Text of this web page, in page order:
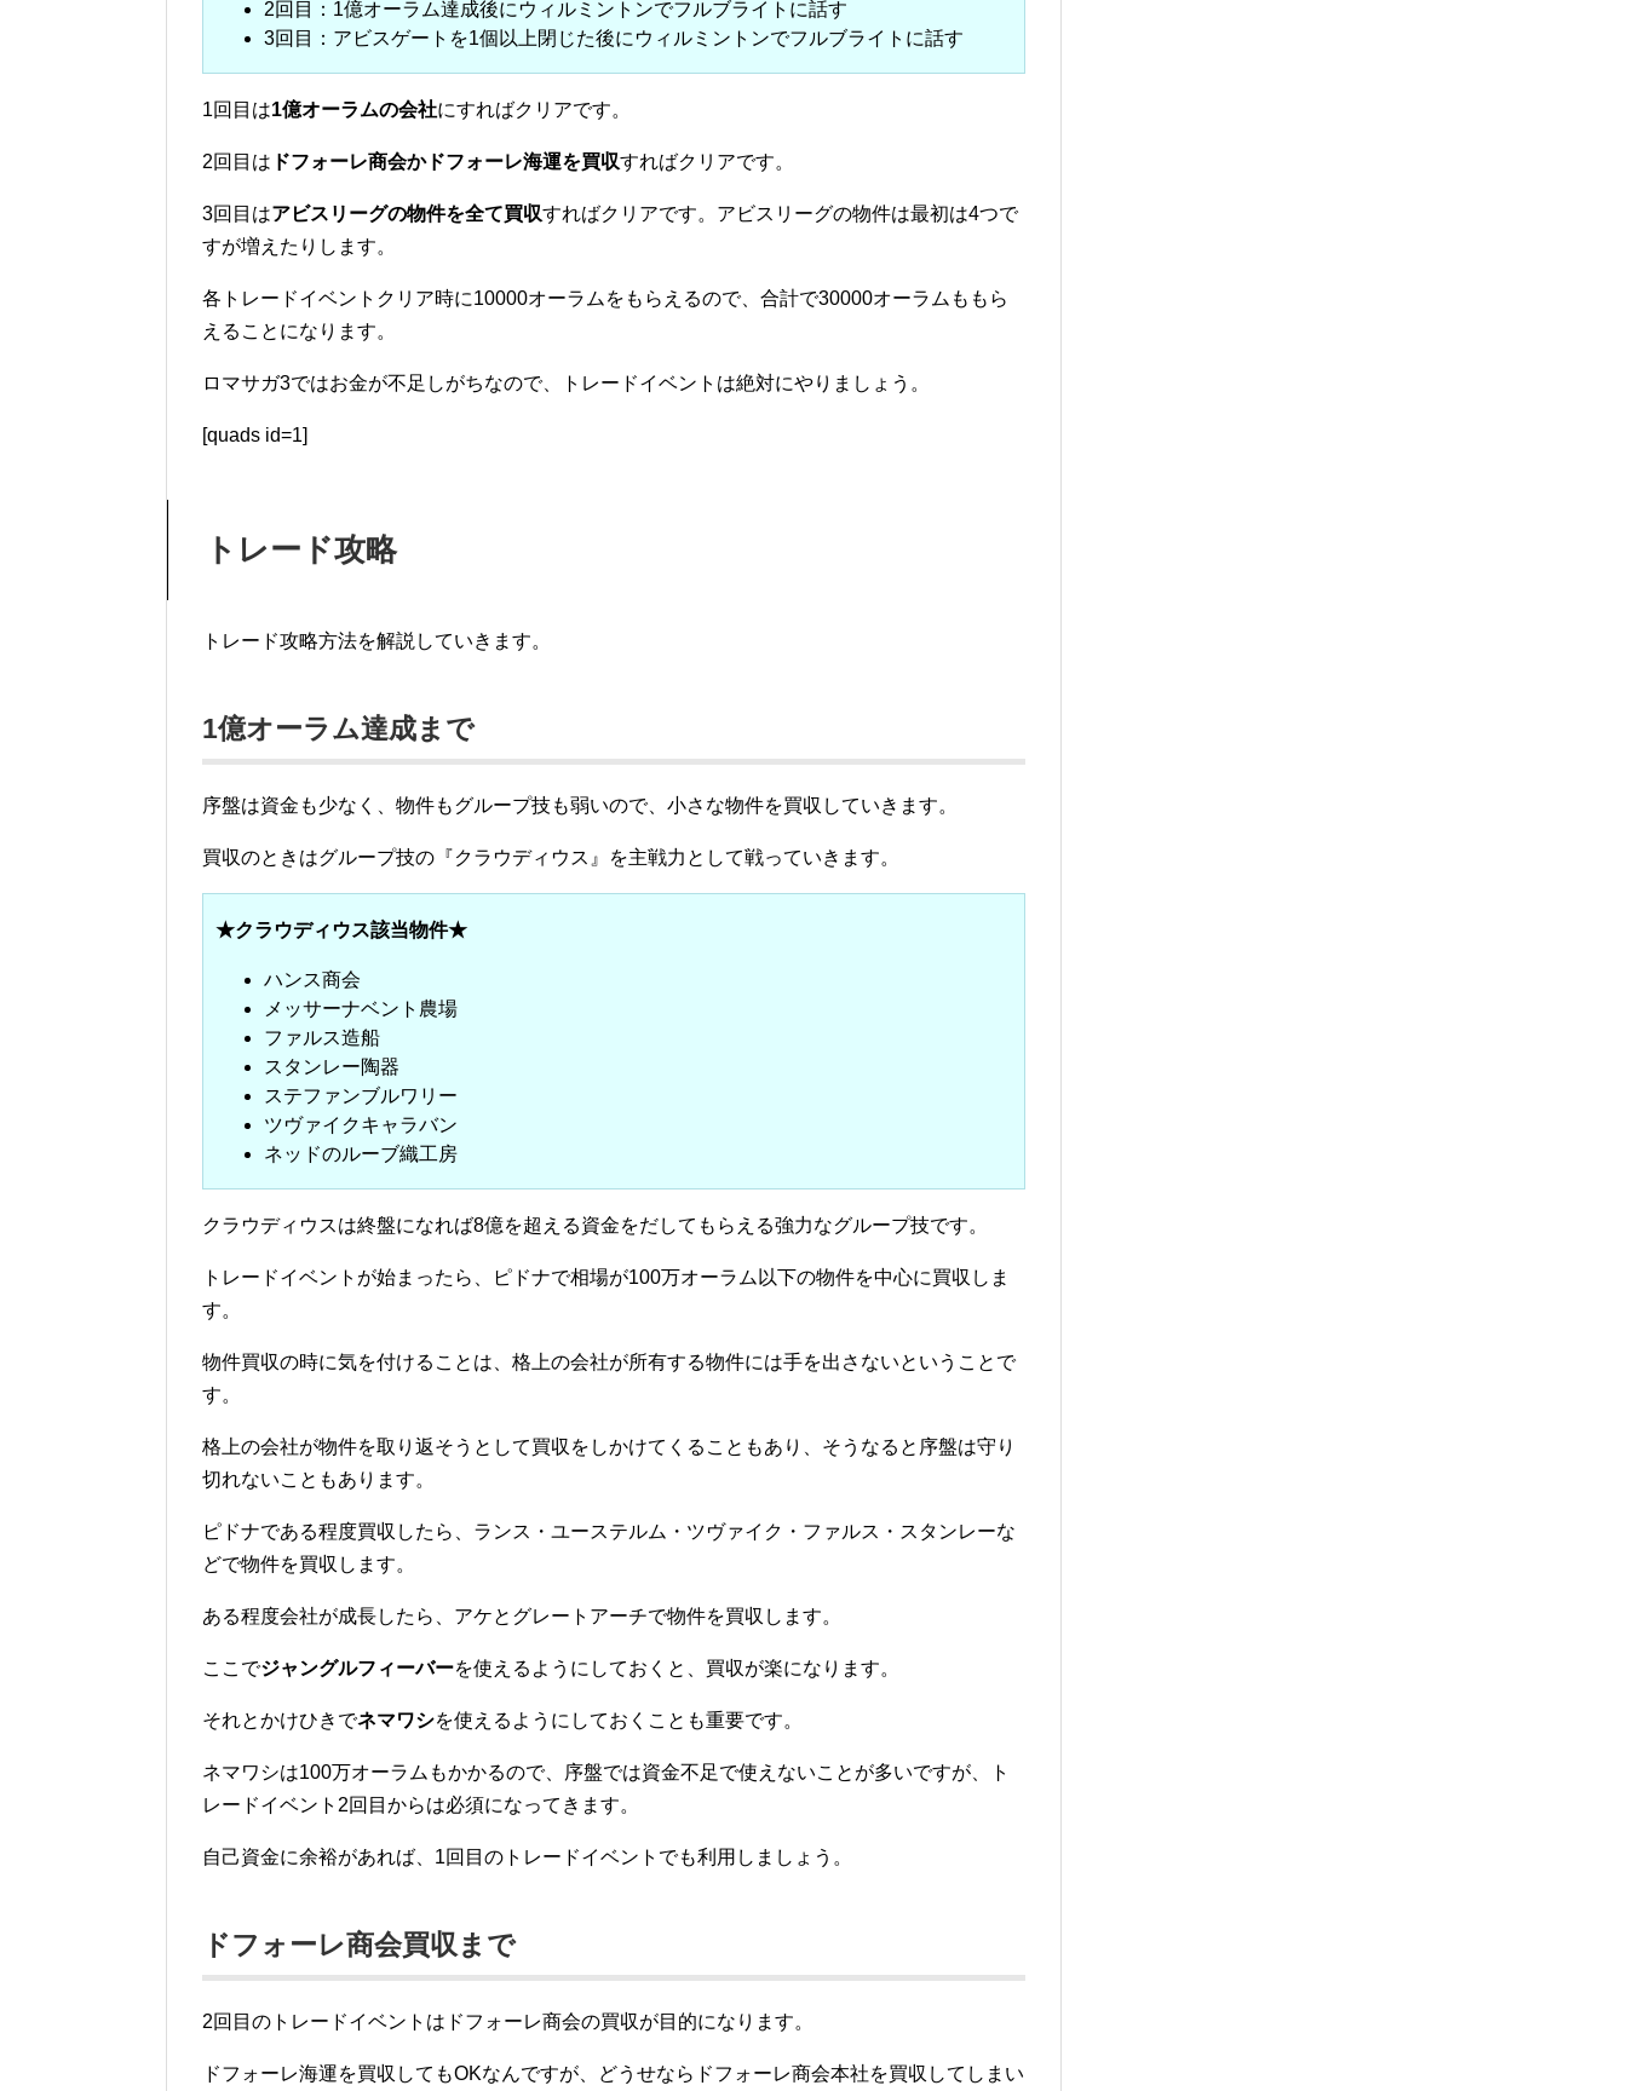
2回目：1億オーラム達成後にウィルミントンでフルブライトに話す
3回目：アビスゲートを1個以上閉じた後にウィルミントンでフルブライトに話す
1回目は1億オーラムの会社にすればクリアです。
2回目は ドフォーレ商会かドフォーレ海運を買収すればクリアです。
3回目はアビスリーグの物件を全て買収すればクリアです。アビスリーグの物件は最初は4つで
すが増えたりします。
各トレードイベントクリア時に10000オーラムをもらえるので、合計で30000オーラムももら
えることになります。
ロマサガ3ではお金が不足しがちなので、トレードイベントは絶対にやりましょう。
[quads id=1]
トレード攻略
トレード攻略方法を解説していきます。
1億オーラム達成まで
序盤は資金も少なく、物件もグループ技も弱いので、小さな物件を買収していきます。
買収のときはグループ技の『クラウディウス』を主戦力として戦っていきます。
★クラウディウス該当物件★
ハンス商会
メッサーナベント農場
ファルス造船
スタンレー陶器
ステファンブルワリー
ツヴァイクキャラバン
ネッドのルーブ織工房
クラウディウスは終盤になれば8億を超える資金をだしてもらえる強力なグループ技です。
トレードイベントが始まったら、ピドナで相場が100万オーラム以下の物件を中心に買収しま
す。
物件買収の時に気を付けることは、格上の会社が所有する物件には手を出さないということで
す。
格上の会社が物件を取り返そうとして買収をしかけてくることもあり、そうなると序盤は守り
切れないこともあります。
ピドナである程度買収したら、ランス・ユーステルム・ツヴァイク・ファルス・スタンレーな
どで物件を買収します。
ある程度会社が成長したら、アケとグレートアーチで物件を買収します。
ここでジャングルフィーバーを使えるようにしておくと、買収が楽になります。
それとかけひきでネマワシを使えるようにしておくことも重要です。
ネマワシは100万オーラムもかかるので、序盤では資金不足で使えないことが多いですが、ト
レードイベント2回目からは必須になってきます。
自己資金に余裕があれば、1回目のトレードイベントでも利用しましょう。
ドフォーレ商会買収まで
2回目のトレードイベントはドフォーレ商会の買収が目的になります。
ドフォーレ海運を買収してもOKなんですが、どうせならドフォーレ商会本社を買収してしまい